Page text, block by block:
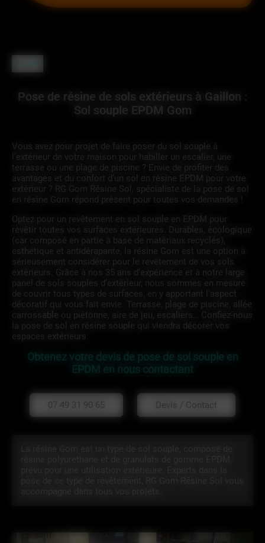
Pose de résine de sols extérieurs à Gaillon :
Sol souple EPDM Gom
Vous avez pour projet de faire poser du sol souple à
l’extérieur de votre maison pour habiller un escalier, une
terrasse ou une plage de piscine ? Envie de profiter des
avantages et du confort d’un sol en résine EPDM pour votre
extérieur ? RG Gom Résine Sol, spécialiste de la pose de sol
en résine Gom répond présent pour toutes vos demandes !
Optez pour un revêtement en sol souple en EPDM pour
revêtir toutes vos surfaces extérieures. Durables, écologique
(car composé en partie à base de matériaux recyclés),
esthétique et antidérapante, la résine Gom est une option à
sérieusement considérer pour le revêtement de vos sols
extérieurs. Grâce à nos 35 ans d’expérience et à notre large
panel de sols souples d’extérieur, nous sommes en mesure
de couvrir tous types de surfaces, en y apportant l’aspect
décoratif qui vous fait envie. Terrasse, plage de piscine, allée
carrossable ou piétonne, aire de jeu, escaliers… Confiez-nous
la pose de sol en résine souple qui viendra décorer vos
espaces extérieurs.
Obtenez votre devis de pose de sol souple en
EPDM en nous contactant
07 49 31 90 65 Devis / Contact